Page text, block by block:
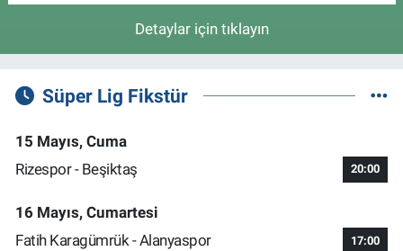
Detaylar için tıklayın
Süper Lig Fikstür
15 Mayıs, Cuma
Rizespor - Beşiktaş
20:00
16 Mayıs, Cumartesi
Fatih Karagümrük - Alanyaspor
17:00